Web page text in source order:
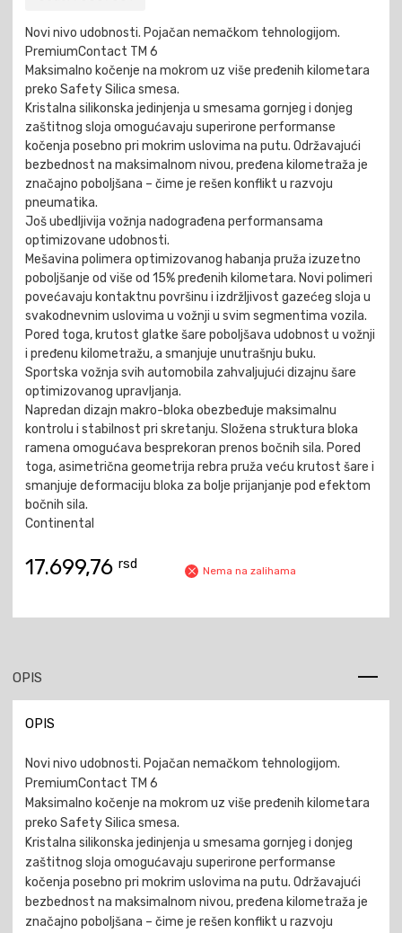
Novi nivo udobnosti. Pojačan nemačkom tehnologijom.
PremiumContact TM 6
Maksimalno kočenje na mokrom uz više pređenih kilometara
preko Safety Silica smesa.
Kristalna silikonska jedinjenja u smesama gornjeg i donjeg
zaštitnog sloja omogućavaju superirone performanse
kočenja posebno pri mokrim uslovima na putu. Održavajući
bezbednost na maksimalnom nivou, pređena kilometraža je
značajno poboljšana – čime je rešen konflikt u razvoju
pneumatika.
Još ubedljivija vožnja nadograđena performansama
optimizovane udobnosti.
Mešavina polimera optimizovanog habanja pruža izuzetno
poboljšanje od više od 15% pređenih kilometara. Novi polimeri
povećavaju kontaktnu površinu i izdržljivost gazećeg sloja u
svakodnevnim uslovima u vožnji u svim segmentima vozila.
Pored toga, krutost glatke šare poboljšava udobnost u vožnji
i pređenu kilometražu, a smanjuje unutrašnju buku.
Sportska vožnja svih automobila zahvaljujući dizajnu šare
optimizovanog upravljanja.
Napredan dizajn makro-bloka obezbeđuje maksimalnu
kontrolu i stabilnost pri skretanju. Složena struktura bloka
ramena omogućava besprekoran prenos bočnih sila. Pored
toga, asimetrična geometrija rebra pruža veću krutost šare i
smanjuje deformaciju bloka za bolje prijanjanje pod efektom
bočnih sila.
Continental
17.699,76 rsd Nema na zalihama
OPIS
OPIS
Novi nivo udobnosti. Pojačan nemačkom tehnologijom.
PremiumContact TM 6
Maksimalno kočenje na mokrom uz više pređenih kilometara
preko Safety Silica smesa.
Kristalna silikonska jedinjenja u smesama gornjeg i donjeg
zaštitnog sloja omogućavaju superirone performanse
kočenja posebno pri mokrim uslovima na putu. Održavajući
bezbednost na maksimalnom nivou, pređena kilometraža je
značajno poboljšana – čime je rešen konflikt u razvoju